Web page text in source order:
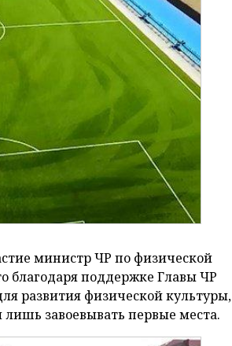
министр ЧР по физической
благодаря поддержке Главы ЧР
развития физической культуры,
лишь завоевывать первые места.